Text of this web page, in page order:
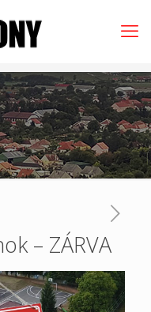
– ZÁRVA